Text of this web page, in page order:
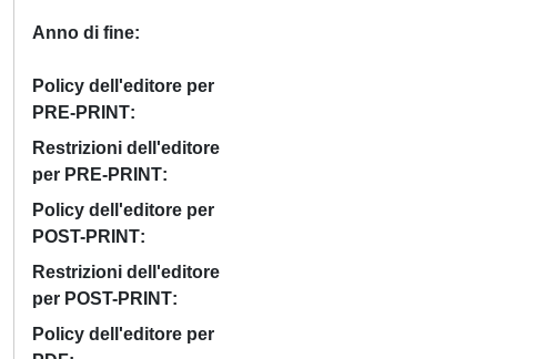
Anno di fine
Policy dell'editore per
PRE-PRINT
Restrizioni dell'editore
per PRE-PRINT
Policy dell'editore per
POST-PRINT
Restrizioni dell'editore
per POST-PRINT
Policy dell'editore per